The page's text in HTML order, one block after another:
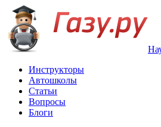
Инструкторы
Автошколы
Статьи
Вопросы
Блоги